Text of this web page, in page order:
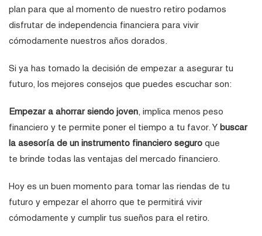
plan para que al momento de nuestro retiro podamos
disfrutar de independencia financiera para vivir
cómodamente nuestros años dorados.
Si ya has tomado la decisión de empezar a asegurar tu
futuro, los mejores consejos que puedes escuchar son:
Empezar a ahorrar siendo joven, implica menos peso
financiero y te permite poner el tiempo a tu favor. Y buscar
la asesoría de un instrumento financiero seguro que
te brinde todas las ventajas del mercado financiero.
Hoy es un buen momento para tomar las riendas de tu
futuro y empezar el ahorro que te permitirá vivir
cómodamente y cumplir tus sueños para el retiro.